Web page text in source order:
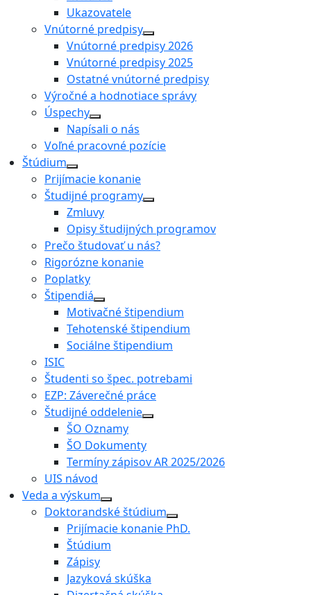
Ukazovatele
Vnútorné predpisy
Vnútorné predpisy 2026
Vnútorné predpisy 2025
Ostatné vnútorné predpisy
Výročné a hodnotiace správy
Úspechy
Napísali o nás
Voľné pracovné pozície
Štúdium
Prijímacie konanie
Študijné programy
Zmluvy
Opisy študijných programov
Prečo študovať u nás?
Rigorózne konanie
Poplatky
Štipendiá
Motivačné štipendium
Tehotenské štipendium
Sociálne štipendium
ISIC
Študenti so špec. potrebami
EZP: Záverečné práce
Študijné oddelenie
ŠO Oznamy
ŠO Dokumenty
Termíny zápisov AR 2025/2026
UIS návod
Veda a výskum
Doktorandské štúdium
Prijímacie konanie PhD.
Štúdium
Zápisy
Jazyková skúška